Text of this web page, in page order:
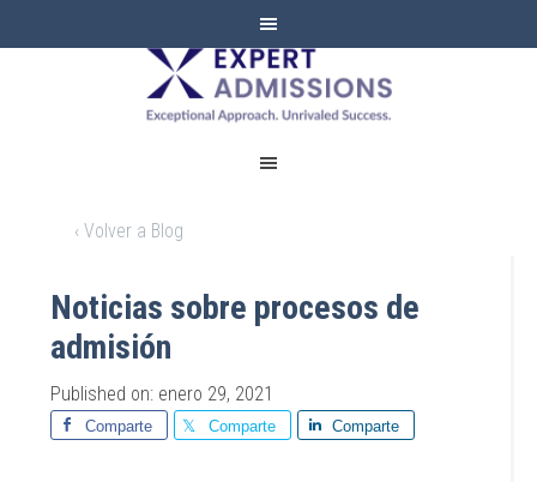
EXPERT
ADMISSIONS
‹ Volver a Blog
Noticias sobre procesos de
admisión
Published on: enero 29, 2021
Comparte Comparte Comparte